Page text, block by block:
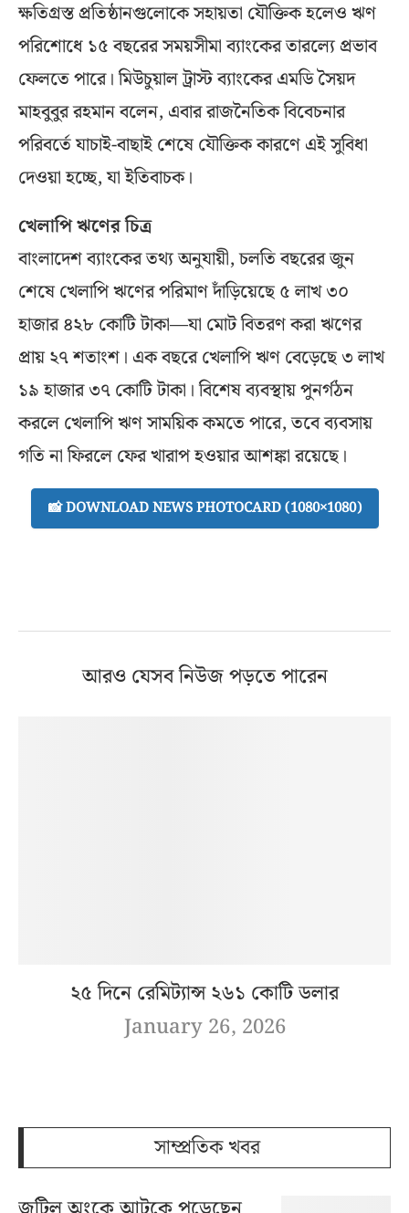
ক্ষতিগ্রস্ত প্রতিষ্ঠানগুলোকে সহায়তা যৌক্তিক হলেও ঋণ
পরিশোধে ১৫ বছরের সময়সীমা ব্যাংকের তারল্যে প্রভাব
ফেলতে পারে। মিউচুয়াল ট্রাস্ট ব্যাংকের এমডি সৈয়দ
মাহবুবুর রহমান বলেন, এবার রাজনৈতিক বিবেচনার
পরিবর্তে যাচাই-বাছাই শেষে যৌক্তিক কারণে এই সুবিধা
দেওয়া হচ্ছে, যা ইতিবাচক।
খেলাপি ঋণের চিত্র
বাংলাদেশ ব্যাংকের তথ্য অনুযায়ী, চলতি বছরের জুন
শেষে খেলাপি ঋণের পরিমাণ দাঁড়িয়েছে ৫ লাখ ৩০
হাজার ৪২৮ কোটি টাকা—যা মোট বিতরণ করা ঋণের
প্রায় ২৭ শতাংশ। এক বছরে খেলাপি ঋণ বেড়েছে ৩ লাখ
১৯ হাজার ৩৭ কোটি টাকা। বিশেষ ব্যবস্থায় পুনর্গঠন
করলে খেলাপি ঋণ সাময়িক কমতে পারে, তবে ব্যবসায়
গতি না ফিরলে ফের খারাপ হওয়ার আশঙ্কা রয়েছে।
📸 DOWNLOAD NEWS PHOTOCARD (1080×1080)
আরও যেসব নিউজ পড়তে পারেন
২৫ দিনে রেমিট্যান্স ২৬১ কোটি ডলার
January 26, 2026
সাম্প্রতিক খবর